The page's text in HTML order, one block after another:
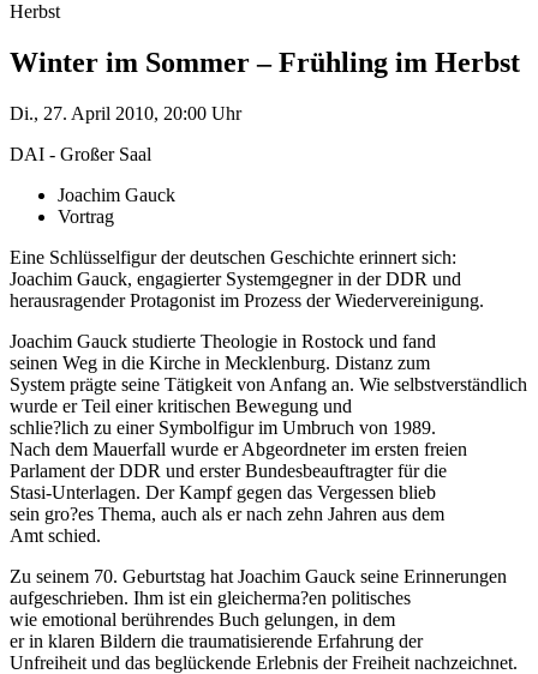
Herbst
Winter im Sommer – Frühling im Herbst
Di., 27. April 2010, 20:00 Uhr
DAI - Großer Saal
Joachim Gauck
Vortrag
Eine Schlüsselfigur der deutschen Geschichte erinnert sich:
Joachim Gauck, engagierter Systemgegner in der DDR und
herausragender Protagonist im Prozess der Wiedervereinigung.
Joachim Gauck studierte Theologie in Rostock und fand
seinen Weg in die Kirche in Mecklenburg. Distanz zum
System prägte seine Tätigkeit von Anfang an. Wie selbstverständlich
wurde er Teil einer kritischen Bewegung und
schlie?lich zu einer Symbolfigur im Umbruch von 1989.
Nach dem Mauerfall wurde er Abgeordneter im ersten freien
Parlament der DDR und erster Bundesbeauftragter für die
Stasi-Unterlagen. Der Kampf gegen das Vergessen blieb
sein gro?es Thema, auch als er nach zehn Jahren aus dem
Amt schied.
Zu seinem 70. Geburtstag hat Joachim Gauck seine Erinnerungen
aufgeschrieben. Ihm ist ein gleicherma?en politisches
wie emotional berührendes Buch gelungen, in dem
er in klaren Bildern die traumatisierende Erfahrung der
Unfreiheit und das beglückende Erlebnis der Freiheit nachzeichnet.